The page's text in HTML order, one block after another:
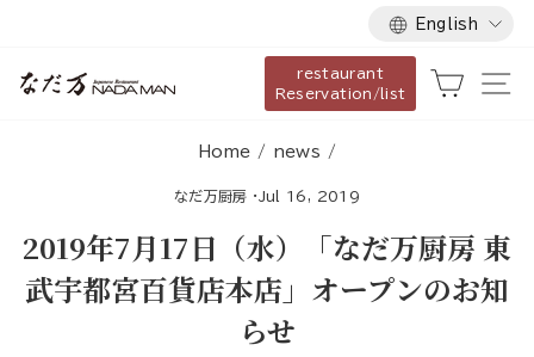
content
Language
English
restaurant
Reservation/list
Cart
Home / news /
なだ万厨房 · Jul 16, 2019
2019年7月17日（水）「なだ万厨房 東
武宇都宮百貨店本店」オープンのお知
らせ